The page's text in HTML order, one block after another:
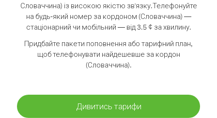
Словаччина) із високою якістю зв'язку.Телефонуйте
на будь-який номер за кордоном (Словаччина) —
стаціонарний чи мобільний — від 3.5 ¢ за хвилину.
Придбайте пакети поповнення або тарифний план,
щоб телефонувати найдешевше за кордон
(Словаччина).
Дивитись тарифи